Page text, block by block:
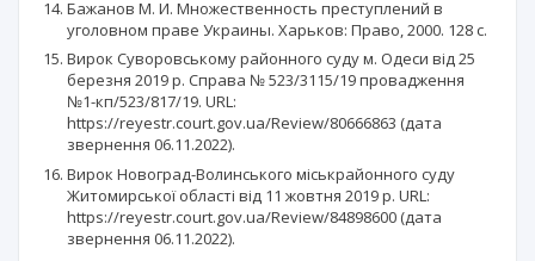
Бажанов М. И. Множественность преступлений в
уголовном праве Украины. Харьков: Право, 2000. 128 с.
Вирок Суворовському районного суду м. Одеси від 25
березня 2019 р. Справа № 523/3115/19 провадження
№1-кп/523/817/19. URL:
https://reyestr.court.gov.ua/Review/80666863 (дата
звернення 06.11.2022).
Вирок Новоград-Волинського міськрайонного суду
Житомирської області від 11 жовтня 2019 р. URL:
https://reyestr.court.gov.ua/Review/84898600 (дата
звернення 06.11.2022).